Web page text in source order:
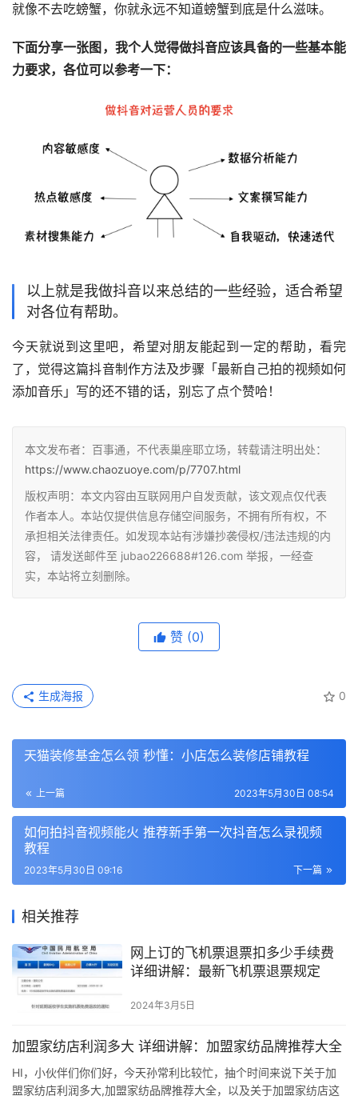
就像不去吃螃蟹，你就永远不知道螃蟹到底是什么滋味。
下面分享一张图，我个人觉得做抖音应该具备的一些基本能
力要求，各位可以参考一下：
以上就是我做抖音以来总结的一些经验，适合希望
对各位有帮助。
今天就说到这里吧，希望对朋友能起到一定的帮助，看完
了，觉得这篇抖音制作方法及步骤「最新自己拍的视频如何
添加音乐」写的还不错的话，别忘了点个赞哈！
本文发布者：百事通，不代表巢座耶立场，转载请注明出处：
https://www.chaozuoye.com/p/7707.html
版权声明：本文内容由互联网用户自发贡献，该文观点仅代表
作者本人。本站仅提供信息存储空间服务，不拥有所有权，不
承担相关法律责任。如发现本站有涉嫌抄袭侵权/违法违规的内
容， 请发送邮件至 jubao226688#126.com 举报，一经查
实，本站将立刻删除。
赞 (0)
0
生成海报
天猫装修基金怎么领 秒懂：小店怎么装修店铺教程
上一篇 2023年5月30日 08:54
如何拍抖音视频能火 推荐新手第一次抖音怎么录视频
教程
下一篇
2023年5月30日 09:16
相关推荐
网上订的飞机票退票扣多少手续费
详细讲解：最新飞机票退票规定
2024年3月5日
加盟家纺店利润多大 详细讲解：加盟家纺品牌推荐大全
HI，小伙伴们你们好，今天孙常利比较忙，抽个时间来说下关于加
盟家纺店利润多大,加盟家纺品牌推荐大全，以及关于加盟家纺店这